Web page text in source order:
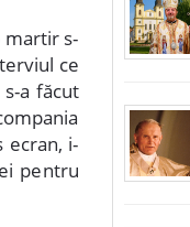
martir s-
ce
a făcut
ecran, i-
pentru